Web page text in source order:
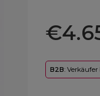
B2B: